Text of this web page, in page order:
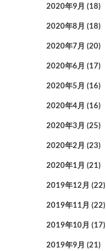
2020年9月 (18)
2020年8月 (18)
2020年7月 (20)
2020年6月 (17)
2020年5月 (16)
2020年4月 (16)
2020年3月 (25)
2020年2月 (23)
2020年1月 (21)
2019年12月 (22)
2019年11月 (22)
2019年10月 (17)
2019年9月 (21)